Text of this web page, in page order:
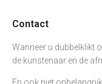
Contact
Wanneer u dubbelklikt
de kunstenaar en de